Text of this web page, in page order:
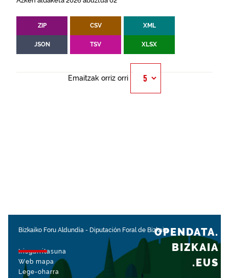
ZIP CSV XML
JSON TSV XLSX
Emaitzak orriz orri
Bizkaiko Foru Aldundia - Diputación Foral de Bizkaia
Irisgarritasuna
Web mapa
Lege-oharra
OPENDATA.
BIZKAIA
.EUS